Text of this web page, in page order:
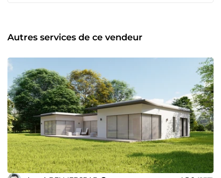
Ce taux de satisfaction de 99,47% n'est pas qu'un simple
chiffre sur un écran : c'est la preuve qu'en combinant une
projet. ⭐ DE L'ESQUISSE À LA RÉALITÉ : MON SAVOIR-
FAIRE ❤️❤️ 📐 L'Art du Plan (Conception &amp; Design) :
Création d’aménagements intérieurs et extérieurs uniques,
optimisés pour votre confort et pensés dans un style
moderne et épuré. 🌐 La Précision BIM (Modélisation Revit
&amp; Scan-to-BIM) : Conception de maquettes
numériques 3D ultra-précises sous Autodesk Revit. Idéal
pour des projets collaboratifs sans aucune fausse note
technique. ✍️ Le Sésame Administratif (Permis &amp;
Déclarations Préalables) : Montage rigoureux de vos
dossiers réglementaires (PC et DP) pour la France, la
Belgique ou l'international, prêts à être déposés en mairie.
Autres services de ce vendeur